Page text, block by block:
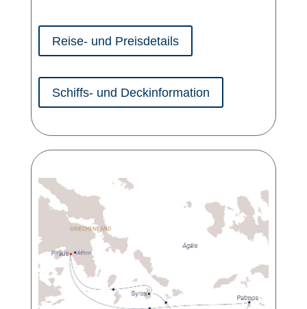
Reise- und Preisdetails
Schiffs- und Deckinformation